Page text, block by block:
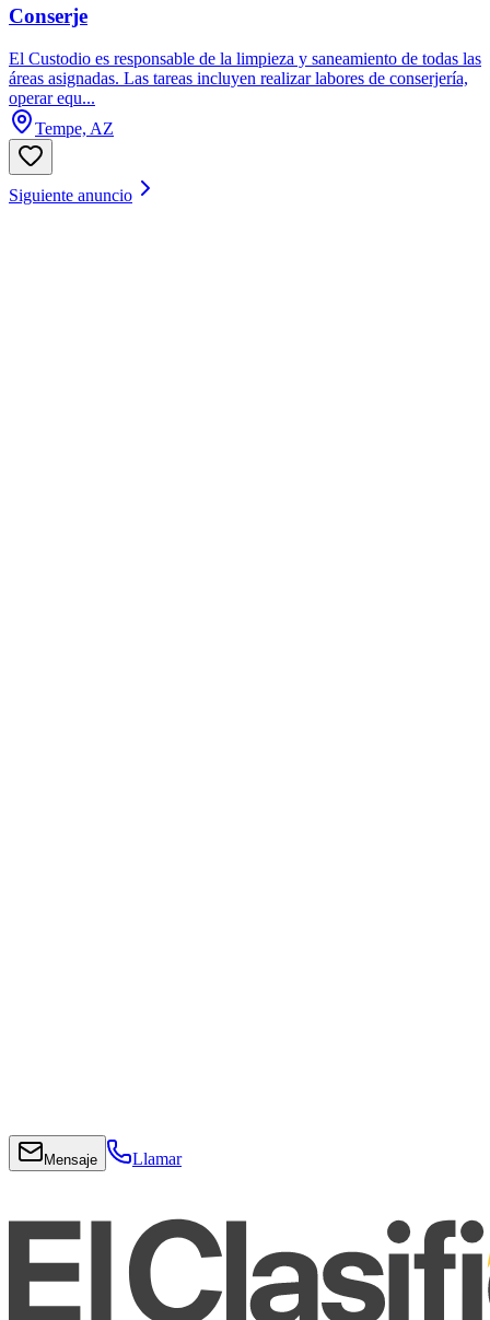
Conserje
El Custodio es responsable de la limpieza y saneamiento de todas las
áreas asignadas. Las tareas incluyen realizar labores de conserjería,
operar equ...
Tempe, AZ
Siguiente anuncio
Mensaje Llamar